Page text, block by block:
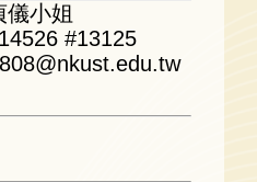
儀小姐
#13125